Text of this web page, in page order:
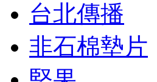
台北傳播
非石棉墊片